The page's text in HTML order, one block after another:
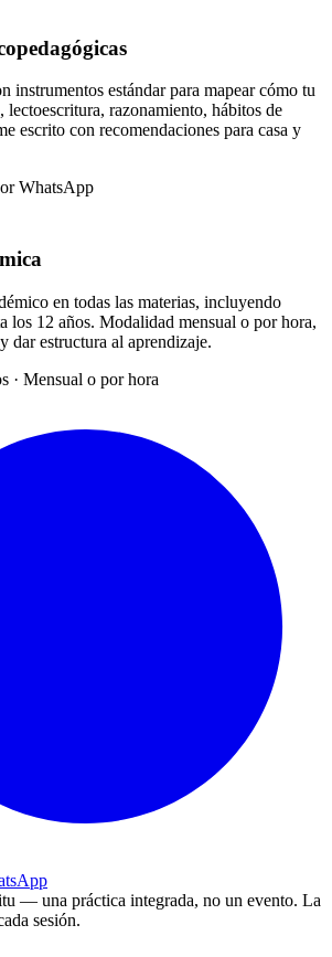
instrumentos estándar para mapear cómo tu
lectoescritura, razonamiento, hábitos de
escrito con recomendaciones para casa y
WhatsApp
en todas las materias, incluyendo
los 12 años. Modalidad mensual o por hora,
dar estructura al aprendizaje.
· Mensual o por hora
— una práctica integrada, no un evento. La
sesión.